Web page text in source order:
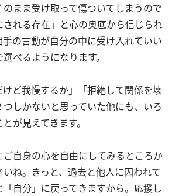
まま受け取って傷ついてしまうので
れる存在」と心の奥底から信じられ
の言動が自分の中に受け入れていい
べるようになります。
ど我慢するか」「拒絶して関係を壊
しかないと思っていた他にも、いろ
が見えてきます。
自身の心を自由にしてみるところか
ね。きっと、過去と他人に囚われて
自分」に戻ってきますから。応援し